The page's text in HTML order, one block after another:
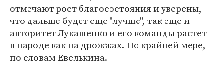
отмечают рост благосостояния и уверены,
что дальше будет еще "лучше", так еще и
авторитет Лукашенко и его команды растет
в народе как на дрожжах. По крайней мере,
по словам Евелькина.